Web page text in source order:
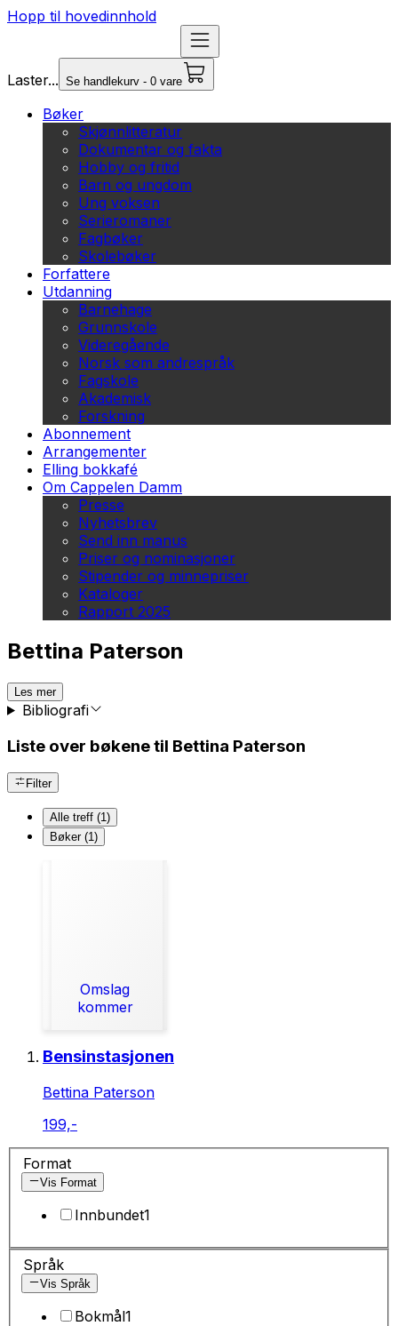
Hopp til hovedinnhold
Laster... Se handlekurv - 0 vare
Bøker
Skjønnlitteratur
Dokumentar og fakta
Hobby og fritid
Barn og ungdom
Ung voksen
Serieromaner
Fagbøker
Skolebøker
Forfattere
Utdanning
Barnehage
Grunnskole
Videregående
Norsk som andrespråk
Fagskole
Akademisk
Forskning
Abonnement
Arrangementer
Elling bokkafé
Om Cappelen Damm
Presse
Nyhetsbrev
Send inn manus
Priser og nominasjoner
Stipender og minnepriser
Kataloger
Rapport 2025
Bettina Paterson
Les mer
Bibliografi
Liste over bøkene til Bettina Paterson
Filter
Alle treff (1)
Bøker (1)
Omslag
kommer
Bensinstasjonen
Bettina Paterson
199,-
Format
Vis Format
Innbundet1
Språk
Vis Språk
Bokmål1